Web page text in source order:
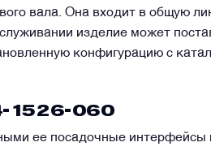
вала. Она входит в общую
изделие может
конфигурацию с
1526-060
ее посадочные интерфейсы